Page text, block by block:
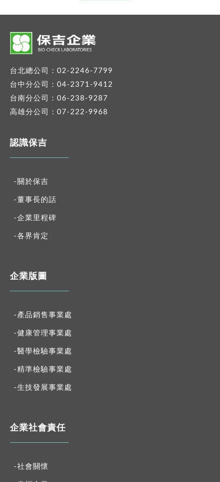
台北總公司：02-2246-7799
台中分公司：04-2371-9412
台南分公司：06-238-9287
高雄分公司：07-222-9968
認識保吉
-關於保吉
-董事長的話
-企業里程碑
-各界肯定
企業版圖
-產品銷售事業處
-健康管理事業處
-醫學檢驗事業處
-精準檢驗事業處
-生技發展事業處
企業社會責任
-社會關懷